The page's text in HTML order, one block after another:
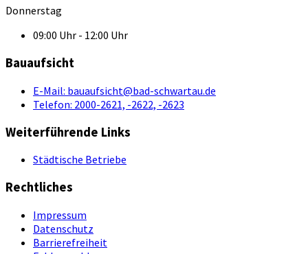
Donnerstag
09:00 Uhr - 12:00 Uhr
Bauaufsicht
E-Mail: bauaufsicht@bad-schwartau.de
Telefon: 2000-2621, -2622, -2623
Weiterführende Links
Städtische Betriebe
Rechtliches
Impressum
Datenschutz
Barrierefreiheit